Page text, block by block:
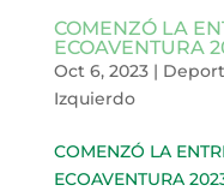
COMENZÓ LA
ECOAVENTURA
Oct 6, 2023|
Izquierdo
COMENZÓ LA
ECOAVENTURA